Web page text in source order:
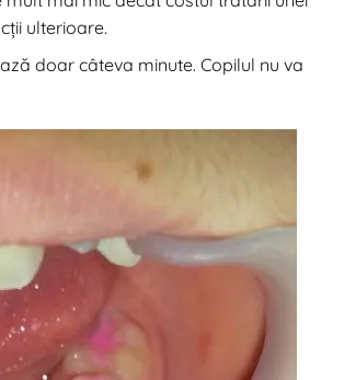
ulterioare.
doar câteva minute. Copilul nu va